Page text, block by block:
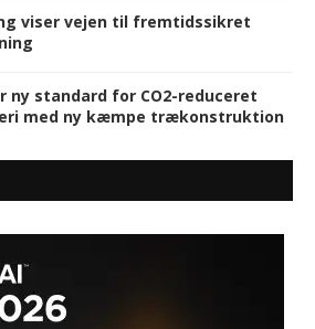
viser vejen til fremtidssikret
ny standard for CO2-reduceret
med ny kæmpe trækonstruktion